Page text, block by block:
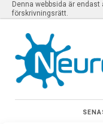
Denna webbsida är
förskrivningsrätt.